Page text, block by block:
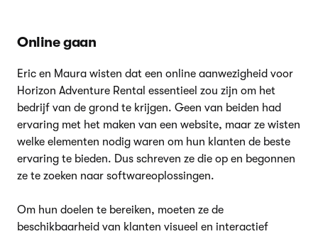
Online gaan
Eric en Maura wisten dat een online aanwezigheid voor
Horizon Adventure Rental essentieel zou zijn om het
bedrijf van de grond te krijgen. Geen van beiden had
ervaring met het maken van een website, maar ze wisten
welke elementen nodig waren om hun klanten de beste
ervaring te bieden. Dus schreven ze die op en begonnen
ze te zoeken naar softwareoplossingen.
Om hun doelen te bereiken, moeten ze de
beschikbaarheid van klanten visueel en interactief